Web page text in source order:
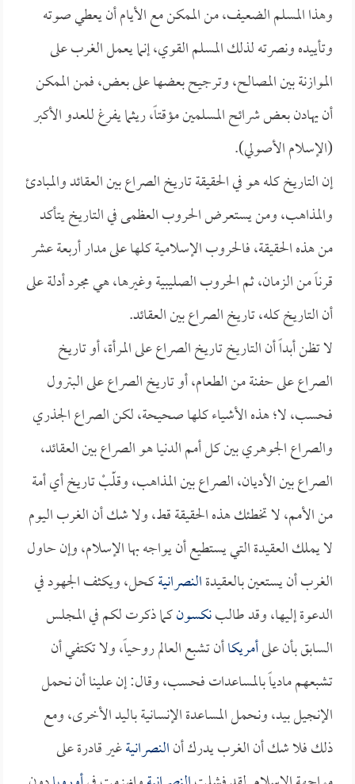
وهذا المسلم الضعيف، من الممكن مع الأيام أن يعطي صوته
وتأييده ونصرته لذلك المسلم القوي، إنما يعمل الغرب على
الموازنة بين المصالح، وترجيح بعضها على بعض، فمن الممكن
أن يهادن بعض شرائح المسلمين مؤقتاً، ريثما يفرغ للعدو الأكبر
(الإسلام الأصولي).
إن التاريخ كله هو في الحقيقة تاريخ الصراع بين العقائد والمبادئ
والمذاهب، ومن يستعرض الحروب العظمى في التاريخ يتأكد
من هذه الحقيقة، فالحروب الإسلامية كلها على مدار أربعة عشر
قرناً من الزمان، ثم الحروب الصليبية وغيرها، هي مجرد أدلة على
أن التاريخ كله، تاريخ الصراع بين العقائد.
لا تظن أبداً أن التاريخ تاريخ الصراع على المرأة، أو تاريخ
الصراع على حفنة من الطعام، أو تاريخ الصراع على البترول
فحسب، لا؛ هذه الأشياء كلها صحيحة، لكن الصراع الجذري
والصراع الجوهري بين كل أمم الدنيا هو الصراع بين العقائد،
الصراع بين الأديان، الصراع بين المذاهب، وقلّبْ تاريخ أي أمة
من الأمم، لا تخطئك هذه الحقيقة قط، ولا شك أن الغرب اليوم
لا يملك العقيدة التي يستطيع أن يواجه بها الإسلام، وإن حاول
الغرب أن يستعين بالعقيدةالنصرانيةكحل، ويكثف الجهود في
الدعوة إليها، وقد طالبنكسونكما ذكرت لكم في المجلس
السابق بأن علىأمريكاأن تشبع العالم روحياً، ولا تكتفي أن
تشبعهم مادياً بالمساعدات فحسب، وقال: إن علينا أن نحمل
الإنجيل بيد، ونحمل المساعدة الإنسانية باليد الأخرى، ومع
ذلك فلا شك أن الغرب يدرك أنالنصرانيةغير قادرة على